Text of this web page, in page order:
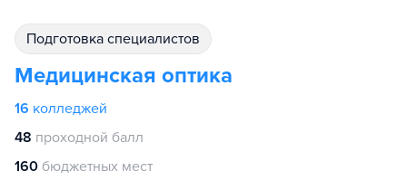
подготовка специалистов
Медицинская оптика
16 колледжей
48 проходной балл
160 бюджетных мест